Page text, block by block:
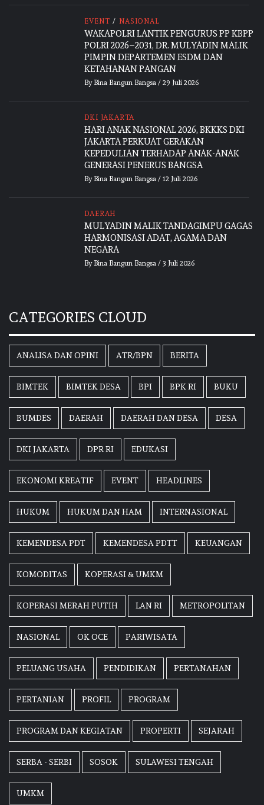
EVENT / NASIONAL
WAKAPOLRI LANTIK PENGURUS PP KBPP
POLRI 2026–2031, DR. MULYADIN MALIK
PIMPIN DEPARTEMEN ESDM DAN
KETAHANAN PANGAN
By Bina Bangun Bangsa/ 29 Juli 2026
DKI JAKARTA
HARI ANAK NASIONAL 2026, BKKKS DKI
JAKARTA PERKUAT GERAKAN
KEPEDULIAN TERHADAP ANAK-ANAK
GENERASI PENERUS BANGSA
By Bina Bangun Bangsa/ 12 Juli 2026
DAERAH
MULYADIN MALIK TANDAGIMPU GAGAS
HARMONISASI ADAT, AGAMA DAN
NEGARA
By Bina Bangun Bangsa/ 3 Juli 2026
CATEGORIES CLOUD
ANALISA DAN OPINI ATR/BPN BERITA
BIMTEK BIMTEK DESA BPI BPK RI BUKU
BUMDES DAERAH DAERAH DAN DESA DESA
DKI JAKARTA DPR RI EDUKASI
EKONOMI KREATIF EVENT HEADLINES
HUKUM HUKUM DAN HAM INTERNASIONAL
KEMENDESA PDT KEMENDESA PDTT KEUANGAN
KOMODITAS KOPERASI & UMKM
KOPERASI MERAH PUTIH LAN RI METROPOLITAN
NASIONAL OK OCE PARIWISATA
PELUANG USAHA PENDIDIKAN PERTANAHAN
PERTANIAN PROFIL PROGRAM
PROGRAM DAN KEGIATAN PROPERTI SEJARAH
SERBA - SERBI SOSOK SULAWESI TENGAH
UMKM